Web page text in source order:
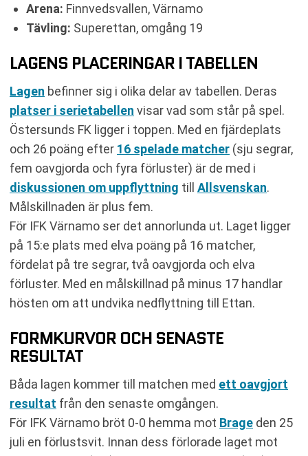
Arena: Finnvedsvallen, Värnamo
Tävling: Superettan, omgång 19
LAGENS PLACERINGAR I TABELLEN
Lagen befinner sig i olika delar av tabellen. Deras
platser i serietabellen visar vad som står på spel.
Östersunds FK ligger i toppen. Med en fjärdeplats
och 26 poäng efter 16 spelade matcher (sju segrar,
fem oavgjorda och fyra förluster) är de med i
diskussionen om uppflyttning till Allsvenskan.
Målskillnaden är plus fem.
För IFK Värnamo ser det annorlunda ut. Laget ligger
på 15:e plats med elva poäng på 16 matcher,
fördelat på tre segrar, två oavgjorda och elva
förluster. Med en målskillnad på minus 17 handlar
hösten om att undvika nedflyttning till Ettan.
FORMKURVOR OCH SENASTE
RESULTAT
Båda lagen kommer till matchen med ett oavgjort
resultat från den senaste omgången.
För IFK Värnamo bröt 0-0 hemma mot Brage den 25
juli en förlustsvit. Innan dess förlorade laget mot